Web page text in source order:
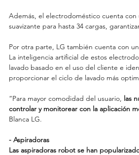
Además, el electrodoméstico cuenta
suavizante para hasta 34 cargas,
Por otra parte, LG también cuenta con
La inteligencia artificial de estos
lavado basado en el uso del cliente e
proporcionar el ciclo de lavado más
“Para mayor comodidad del usuario, las
controlar y monitorear con la aplicación
Blanca LG.
- Aspiradoras
Las aspiradoras robot se han